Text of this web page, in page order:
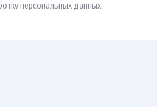
персональных данных.